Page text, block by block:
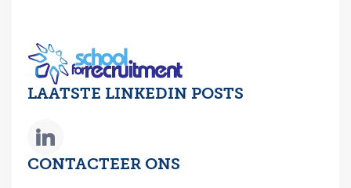
LAATSTE LINKEDIN POSTS
CONTACTEER ONS